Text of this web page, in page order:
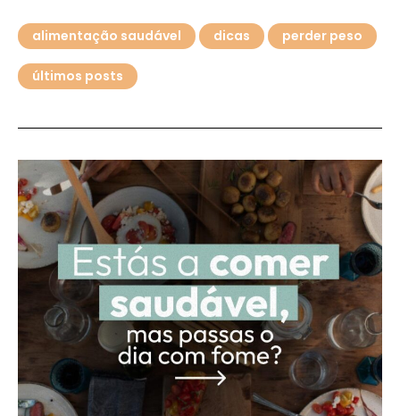
alimentação saudável dicas perder peso
últimos posts